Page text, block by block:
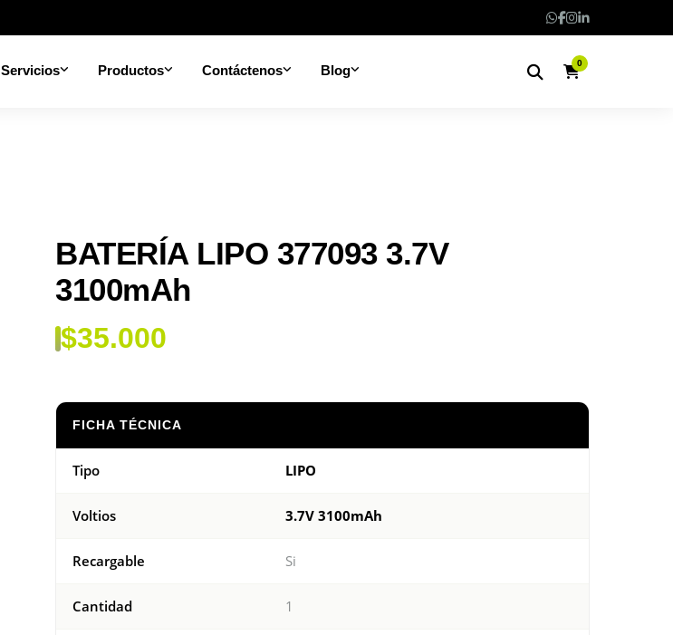
Servicios Productos Contáctenos Blog 0
BATERÍA LIPO 377093 3.7V
3100mAh
$35.000
FICHA TÉCNICA
Tipo LIPO
Voltios 3.7V 3100mAh
Recargable Si
Cantidad 1